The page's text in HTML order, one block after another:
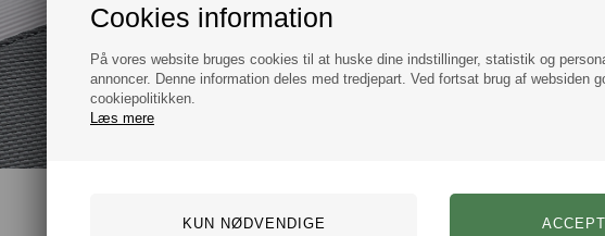
Cookies information
På vores website bruges cookies til at huske dine indstillinger, statistik og
annoncer. Denne information deles med tredjepart. Ved fortsat brug af websiden
cookiepolitikken.
Læs mere